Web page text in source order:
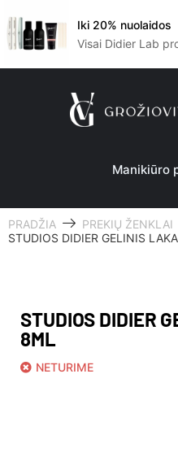
Iki 20% nuolaidos
Visai Didier Lab
Manikiūro
PRADŽIA PREKIŲ ŽENKLAI
STUDIOS DIDIER GELINIS
STUDIOS DIDIER
8ML
NETURIME